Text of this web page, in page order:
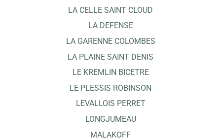
LA CELLE SAINT CLOUD
LA DEFENSE
LA GARENNE COLOMBES
LA PLAINE SAINT DENIS
LE KREMLIN BICETRE
LE PLESSIS ROBINSON
LEVALLOIS PERRET
LONGJUMEAU
MALAKOFF